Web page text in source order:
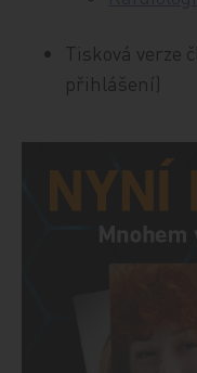
Tisková verze
přihlášení)